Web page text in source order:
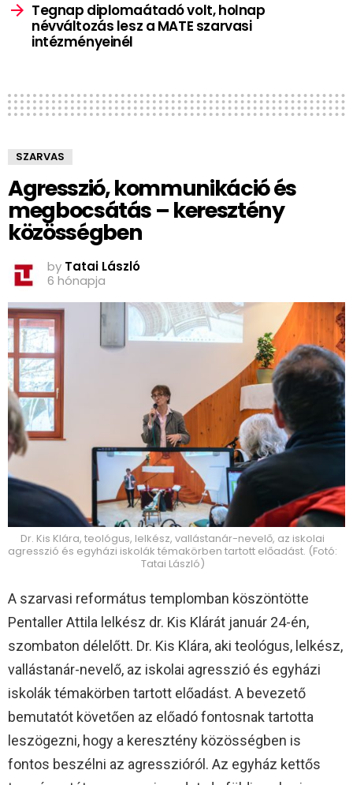
Tegnap diplomaátadó volt, holnap
névváltozás lesz a MATE szarvasi
intézményeinél
SZARVAS
Agresszió, kommunikáció és
megbocsátás – keresztény
közösségben
by Tatai László
6 hónapja
Dr. Kis Klára, teológus, lelkész, vallástanár-nevelő, az iskolai
agresszió és egyházi iskolák témakörben tartott előadást. (Fotó:
Tatai László)
A szarvasi református templomban köszöntötte
Pentaller Attila lelkész dr. Kis Klárát január 24-én,
szombaton délelőtt. Dr. Kis Klára, aki teológus, lelkész,
vallástanár-nevelő, az iskolai agresszió és egyházi
iskolák témakörben tartott előadást. A bevezető
bemutatót követően az előadó fontosnak tartotta
leszögezni, hogy a keresztény közösségben is
fontos beszélni az agresszióról. Az egyház kettős